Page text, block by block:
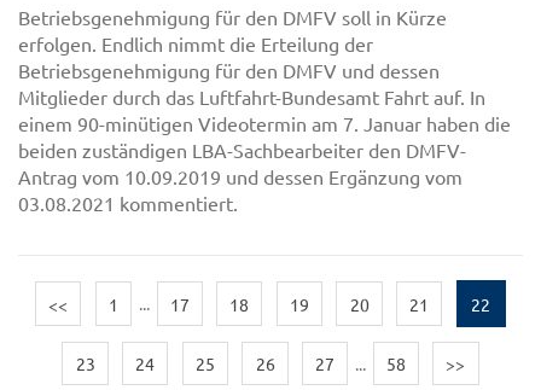
Betriebsgenehmigung für den DMFV soll in Kürze
erfolgen. Endlich nimmt die Erteilung der
Betriebsgenehmigung für den DMFV und dessen
Mitglieder durch das Luftfahrt-Bundesamt Fahrt auf. In
einem 90-minütigen Videotermin am 7. Januar haben die
beiden zuständigen LBA-Sachbearbeiter den DMFV-
Antrag vom 10.09.2019 und dessen Ergänzung vom
03.08.2021 kommentiert.
<< 1 ... 17 18 19 20 21 22
23 24 25 26 27 ... 58 >>